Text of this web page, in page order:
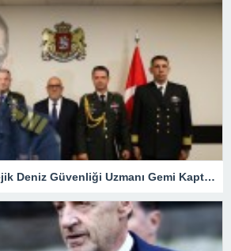
Özel Röportaj Stratejik Deniz Güvenliği Uzmanı Gemi Kaptanı Şahin Avşar ile Konuştuk? “Karadeniz’de yeni bir güvenlik mimarisi mi doğuyor?